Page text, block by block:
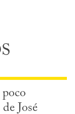
poco
José